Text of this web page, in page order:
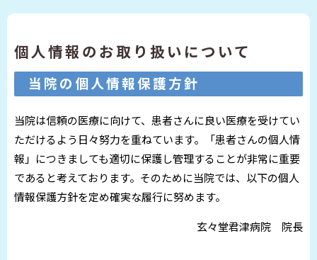
個人情報のお取り扱いについて
当院の個人情報保護方針
当院は信頼の医療に向けて、患者さんに良い医療を受けてい
ただけるよう日々努力を重ねています。「患者さんの個人情
報」につきましても適切に保護し管理することが非常に重要
であると考えております。そのために当院では、以下の個人
情報保護方針を定め確実な履行に努めます。
玄々堂君津病院 院長